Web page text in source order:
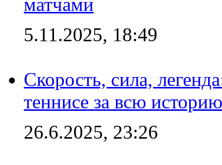
5.11.2025, 18:49
Скорость, сила,
теннисе за всю историю
26.6.2025, 23:26